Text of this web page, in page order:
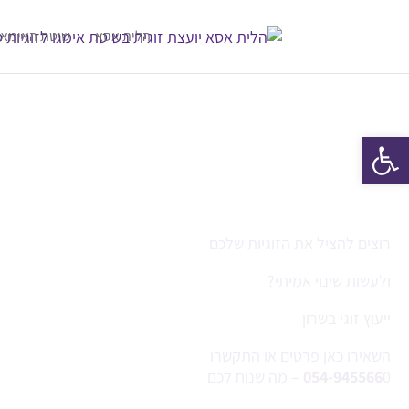
הלית אסא שיטת
פתח סרגל נגישות